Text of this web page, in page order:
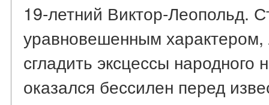
19-летний Виктор-Леопольд.
уравновешенным характером,
сгладить эксцессы народного
оказался бессилен перед